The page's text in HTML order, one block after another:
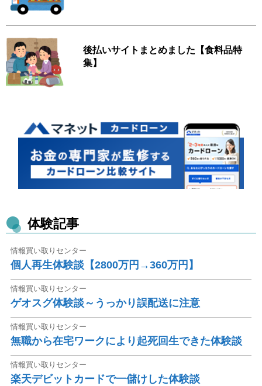
後払いサイトまとめました【食料品特
集】
体験記事
情報買い取りセンター
個人再生体験談【2800万円→360万円】
情報買い取りセンター
ゲオスグ体験談～うっかり誤配送に注意
情報買い取りセンター
無職から在宅ワークにより起死回生できた体験談
情報買い取りセンター
楽天デビットカードで一儲けした体験談